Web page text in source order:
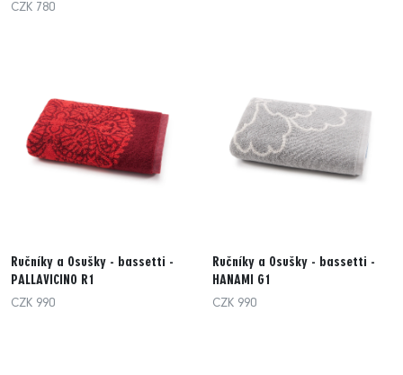
CZK 780
Ručníky a Osušky - bassetti -
PALLAVICINO R1
CZK 990
Ručníky a Osušky - bassetti -
HANAMI G1
CZK 990